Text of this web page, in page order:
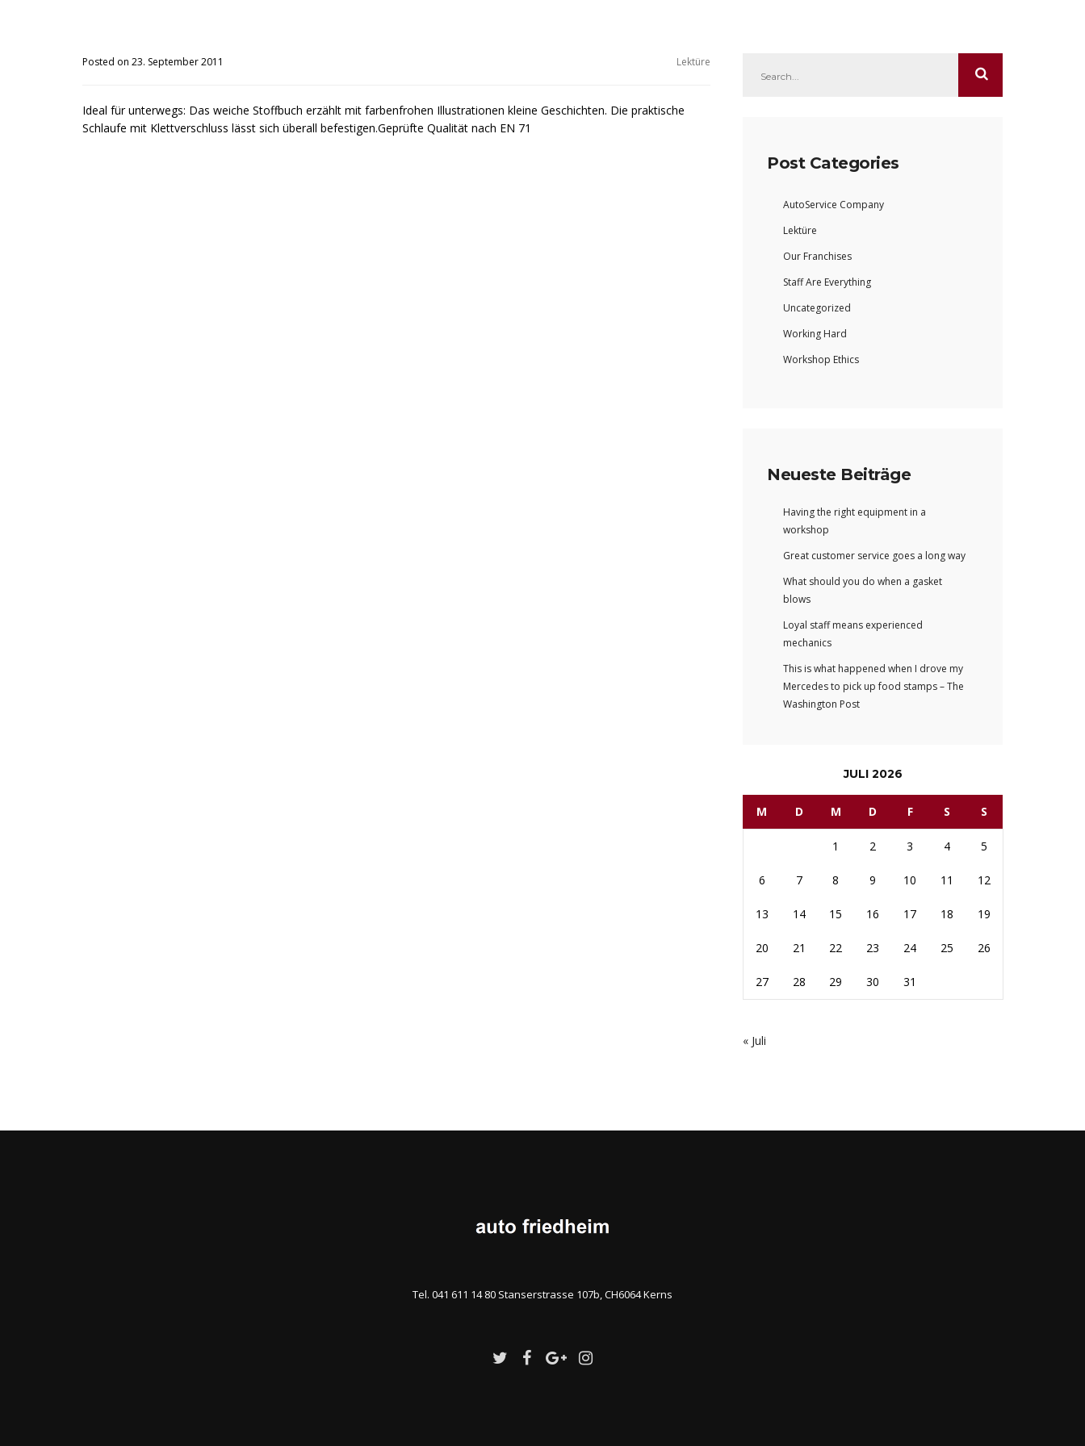
Posted on 23. September 2011 Lektüre
Ideal für unterwegs: Das weiche Stoffbuch erzählt mit farbenfrohen Illustrationen kleine Geschichten. Die praktische
Schlaufe mit Klettverschluss lässt sich überall befestigen.Geprüfte Qualität nach EN 71
Post Categories
AutoService Company
Lektüre
Our Franchises
Staff Are Everything
Uncategorized
Working Hard
Workshop Ethics
Neueste Beiträge
Having the right equipment in a
workshop
Great customer service goes a long way
What should you do when a gasket
blows
Loyal staff means experienced
mechanics
This is what happened when I drove my
Mercedes to pick up food stamps – The
Washington Post
JULI 2026
M D M D F S S
1 2 3 4 5
6 7 8 9 10 11 12
13 14 15 16 17 18 19
20 21 22 23 24 25 26
27 28 29 30 31
« Juli
Tel. 041 611 14 80 Stanserstrasse 107b, CH6064 Kerns